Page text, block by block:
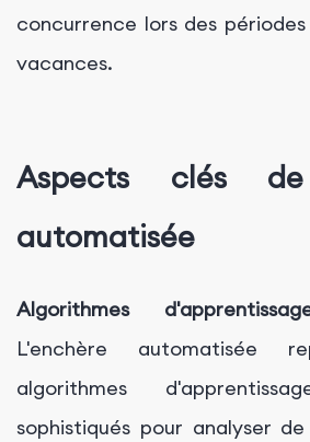
concurrence lors des
vacances.
Aspects clés
automatisée
Algorithmes
L'enchère automatisée
algorithmes
sophistiqués pour analyser